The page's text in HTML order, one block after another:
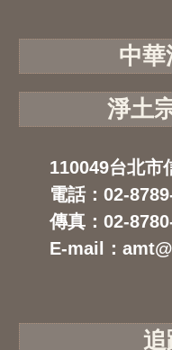
中
淨土
110049台北市
電話：02-
傳真：02-
E-mail：